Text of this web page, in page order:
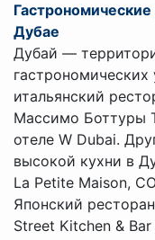
Дубае
Дубай —
итальянский
Массимо Боттуры
отеле W Dubai.
высокой кухни в
La Petite Maison,
Японский
Street Kitchen &